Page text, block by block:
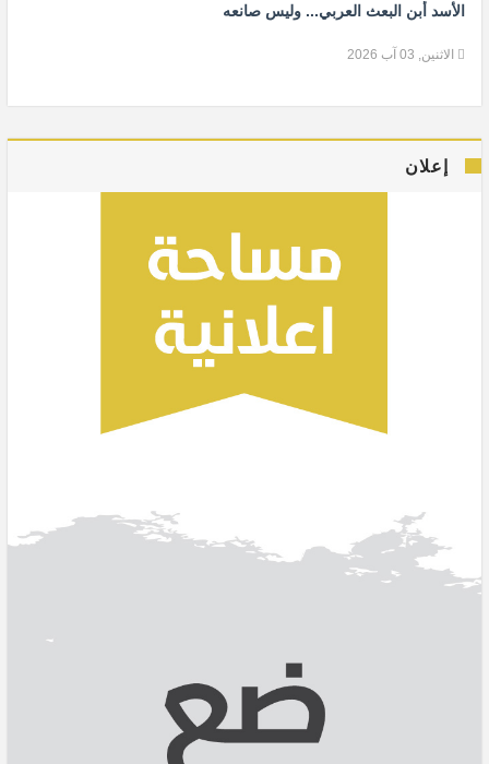
الأسد أبن البعث العربي... وليس صانعه
الاثنين, 03 آب 2026
إعلان